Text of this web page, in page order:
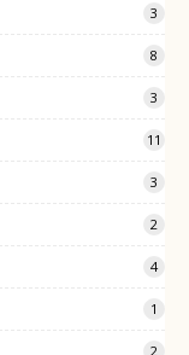
3
8
3
11
3
2
4
1
2